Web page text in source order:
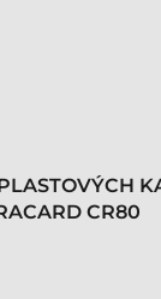
CR80